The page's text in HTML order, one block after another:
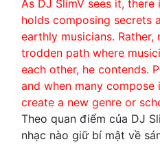
As DJ SlimV sees it,
holds composing secrets
earthly musicians.
trodden path where
each other, he contends.
and when many
create a new genre or
Theo quan điểm của DJ
nhạc nào giữ bí mật về